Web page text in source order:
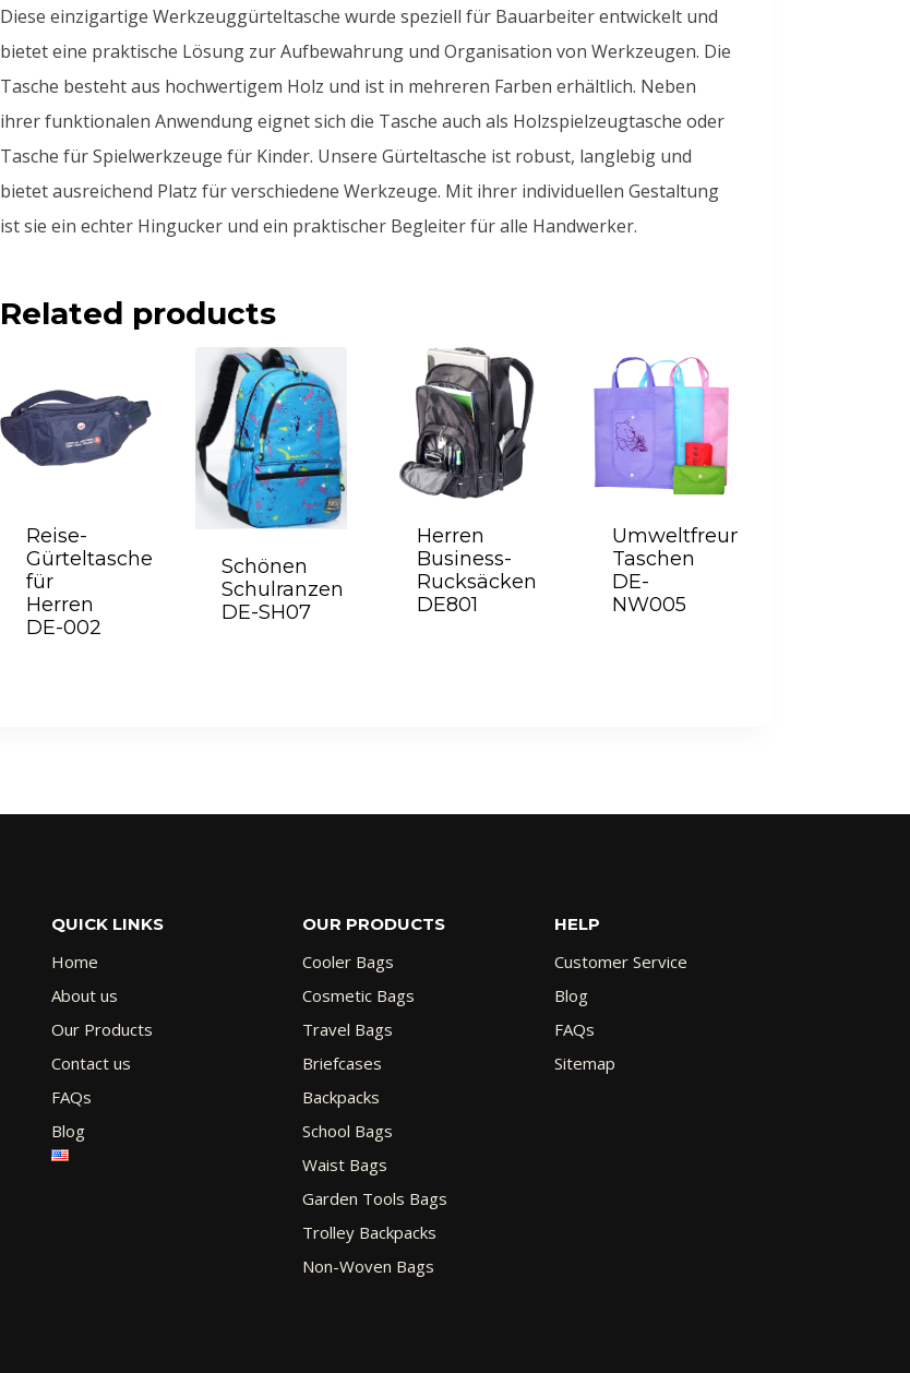
Diese einzigartige Werkzeuggürteltasche wurde speziell für Bauarbeiter entwickelt und
bietet eine praktische Lösung zur Aufbewahrung und Organisation von Werkzeugen. Die
Tasche besteht aus hochwertigem Holz und ist in mehreren Farben erhältlich. Neben
ihrer funktionalen Anwendung eignet sich die Tasche auch als Holzspielzeugtasche oder
Tasche für Spielwerkzeuge für Kinder. Unsere Gürteltasche ist robust, langlebig und
bietet ausreichend Platz für verschiedene Werkzeuge. Mit ihrer individuellen Gestaltung
ist sie ein echter Hingucker und ein praktischer Begleiter für alle Handwerker.
Related products
Reise-
Gürteltasche
für
Herren
DE-002
Schönen
Schulranzen
DE-SH07
Herren
Business-
Rucksäcken
DE801
Umweltfreundlichen
Taschen
DE-
NW005
QUICK LINKS
Home
About us
Our Products
Contact us
FAQs
Blog
OUR PRODUCTS
Cooler Bags
Cosmetic Bags
Travel Bags
Briefcases
Backpacks
School Bags
Waist Bags
Garden Tools Bags
Trolley Backpacks
Non-Woven Bags
HELP
Customer Service
Blog
FAQs
Sitemap